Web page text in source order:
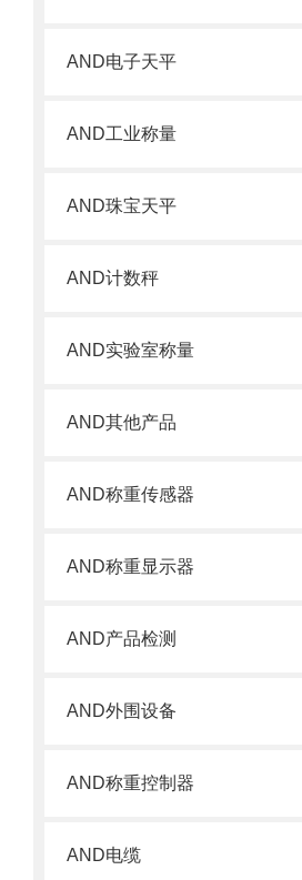
AND电子天平
AND工业称量
AND珠宝天平
AND计数秤
AND实验室称量
AND其他产品
AND称重传感器
AND称重显示器
AND产品检测
AND外围设备
AND称重控制器
AND电缆